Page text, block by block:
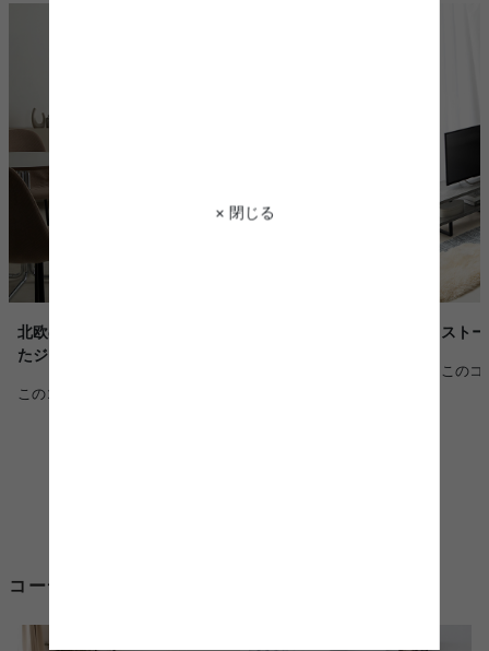
× 閉じる
北欧の柔らかさをベースに、"余白"や"静けさ"を取り入れ
たジャパンディコーディネート
このコーディネートを詳しく見る >
スト
この
コーディネートからキャスター 椅子を探す